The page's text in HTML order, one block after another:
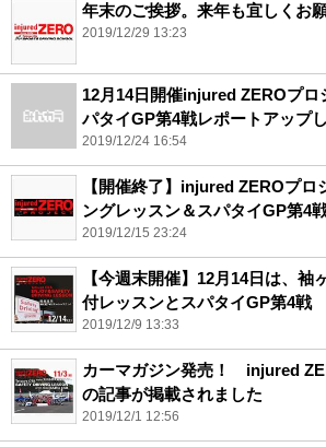
年末のご挨拶。来年も宜しくお
2019/12/29 13:23
12月14日開催injured ZEROプロ
パタイGP第4戦レポートアップし
2019/12/24 16:54
【開催終了】injured ZEROプロ
ングレッスン＆スパタイGP第4
2019/12/15 23:24
【今週末開催】12月14日は、袖
付レッスンとスパタイGP第4戦
2019/12/9 13:33
カーマガジン発売！ injured
の記事が掲載されました
2019/12/1 12:56